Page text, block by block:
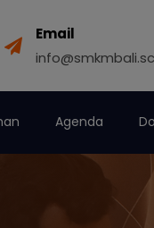
Email
Agenda